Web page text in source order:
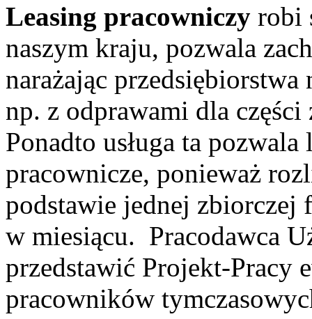
Leasing pracowniczy robi
naszym kraju, pozwala
narażając
np. z odprawami dla
Ponadto usługa ta
pracownicze, ponieważ
podstawie jednej zbiorczej
w miesiącu. Pracodawca
przedstawić Projekt-Pracy
pracowników